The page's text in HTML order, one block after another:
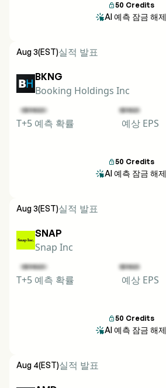
50 Credits
AI 예측 잠금 해제
Aug 3(EST)실적 발표
BKNG
Booking Holdings Inc
T+5 예측 확률 예상 EPS
50 Credits
AI 예측 잠금 해제
Aug 3(EST)실적 발표
SNAP
Snap Inc
T+5 예측 확률 예상 EPS
50 Credits
AI 예측 잠금 해제
Aug 4(EST)실적 발표